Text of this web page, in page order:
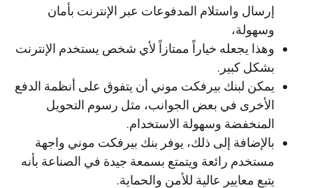
إرسال واستلام المدفوعات عبر الإنترنت بأمان
وسهولة،
وهذا يجعله خياراً ممتازاً لأي شخص يستخدم الإنترنت
بشكل كبير.
يمكن لبنك بيرفكت موني أن يتفوق على أنظمة الدفع
الأخرى في بعض الجوانب، مثل رسوم التحويل
المنخفضة وسهولة الاستخدام.
بالإضافة إلى ذلك، يوفر بنك بيرفكت موني واجهة
مستخدم رائعة ويتمتع بسمعة جيدة في الصناعة بأنه
يتبع معايير عالية للأمن والحماية.